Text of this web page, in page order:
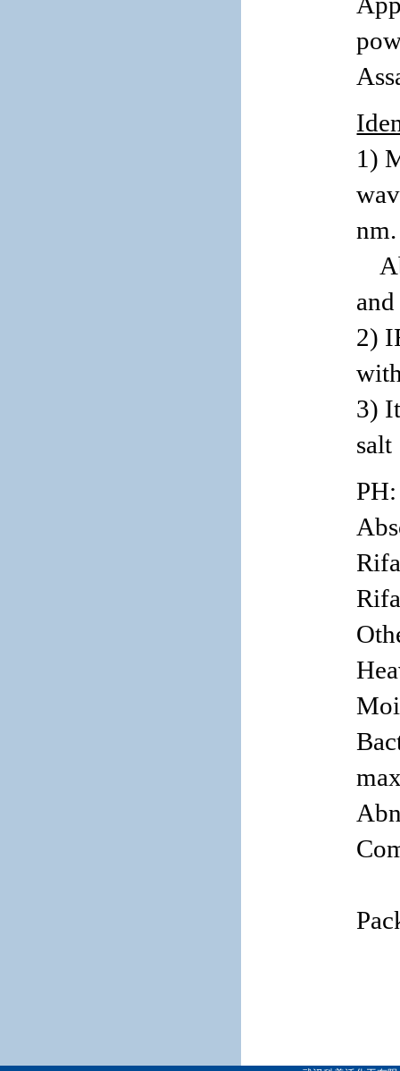
1)
2)
3)
salt